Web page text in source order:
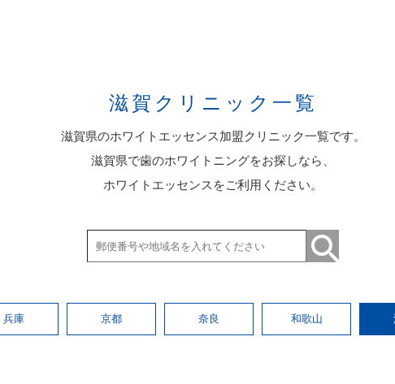
滋賀クリニック一覧
滋賀県のホワイトエッセンス加盟クリニック一覧です。
滋賀県で歯のホワイトニングをお探しなら、
ホワイトエッセンスをご利用ください。
兵庫 京都 奈良 和歌山